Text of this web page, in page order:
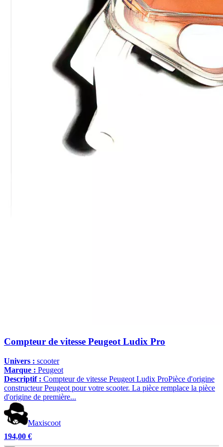
Compteur de vitesse Peugeot Ludix Pro
Univers : scooter
Marque : Peugeot
Descriptif : Compteur de vitesse Peugeot Ludix ProPièce d'origine
constructeur Peugeot pour votre scooter. La pièce remplace la pièce
d'origine de première...
Maxiscoot
194,00 €